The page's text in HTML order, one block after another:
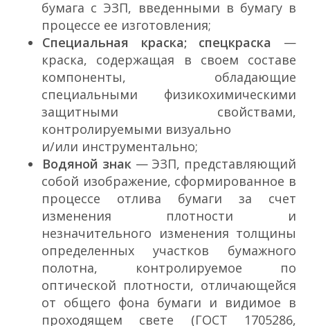
бумага с ЭЗП, введенными в бумагу в
процессе ее изготовления;
Специальная краска; спецкраска —
краска, содержащая в своем составе
компоненты, обладающие
специальными физико­химическими
защитными свойствами,
контролируемыми визуально
и/или инструментально;
Водяной знак— ЭЗП, представляющий
собой изображение, сформированное в
процессе отлива бумаги за счет
изменения плотности и
незначительного изменения толщины
определенных участков бумажного
полотна, контролируемое по
оптической плотности, отличающейся
от общего фона бумаги и видимое в
проходящем свете (ГОСТ 17052­86,